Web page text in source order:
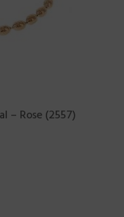
– Rose (2557)